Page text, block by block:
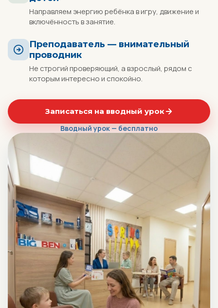
Направляем энергию ребёнка в игру, движение и
включённость в занятие.
Преподаватель — внимательный
проводник
Не строгий проверяющий, а взрослый, рядом с
которым интересно и спокойно.
Записаться на вводный урок
Вводный урок — бесплатно